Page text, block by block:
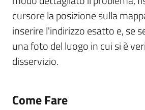
cursore la posizione sulla
inserire l'indirizzo esatto e, se
una foto del luogo in cui si è
disservizio.
Come Fare